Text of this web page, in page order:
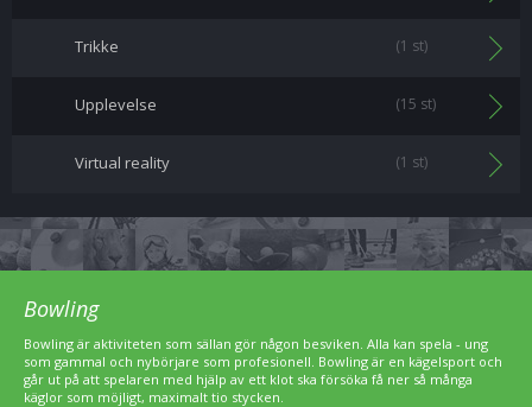
Trikke (1 st)
Upplevelse (15 st)
Virtual reality (1 st)
Bowling
Bowling är aktiviteten som sällan gör någon besviken. Alla kan spela - ung
som gammal och nybörjare som profesionell. Bowling är en kägelsport och
går ut på att spelaren med hjälp av ett klot ska försöka få ner så många
käglor som möjligt, maximalt tio stycken.